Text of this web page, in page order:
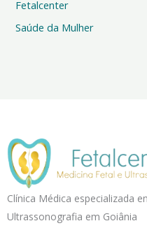
Fetalcenter
Saúde da Mulher
Clínica Médica especializada
Ultrassonografia em Goiânia